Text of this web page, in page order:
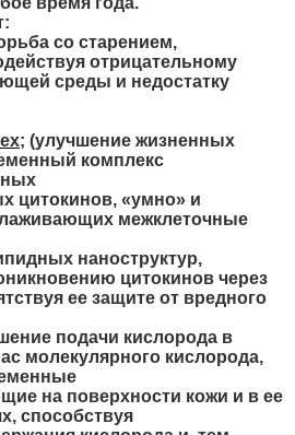
со старением,
отрицательному
среды и недостатку
; (улучшение жизненных
комплекс
цитокинов, «умно» и
межклеточные
наноструктур,
цитокинов через
ее защите от вредного
подачи кислорода в
молекулярного кислорода,
на поверхности кожи и в ее
способствуя